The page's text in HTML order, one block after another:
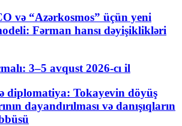
və “Azərkosmos” üçün yeni
Fərman hansı dəyişiklikləri
3–5 avqust 2026-cı il
diplomatiya: Tokayevin döyüş
dayandırılması və danışıqların